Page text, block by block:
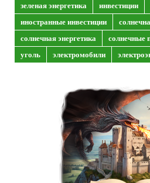
зеленая энергетика
инвестиции
иностранные инвестиции
солнечная энергетика
солнечные
уголь
электромобили